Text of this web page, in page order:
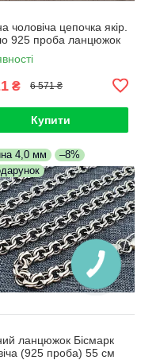
чоловіча цепочка якір.
925 проба ланцюжок
₴ 6 571 ₴
Купити
4,0 мм
–8%
ланцюжок Бісмарк
(925 проба) 55 см